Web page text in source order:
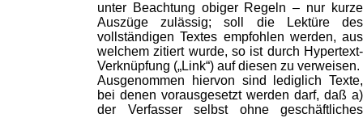
unter Beachtung obiger Regeln – nur kurze
Auszüge zulässig; soll die Lektüre des
vollständigen Textes empfohlen werden, aus
welchem zitiert wurde, so ist durch Hypertext-
Verknüpfung („Link“) auf diesen zu verweisen.
Ausgenommen hiervon sind lediglich Texte,
bei denen vorausgesetzt werden darf, daß a)
der Verfasser selbst ohne geschäftliches